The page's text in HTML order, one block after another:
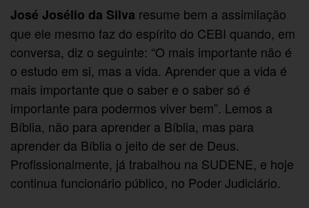
José Josélio da Silva resume bem a assimilação
que ele mesmo faz do espírito do CEBI quando, em
conversa, diz o seguinte: “O mais importante não é
o estudo em si, mas a vida. Aprender que a vida é
mais importante que o saber e o saber só é
importante para podermos viver bem”. Lemos a
Bíblia, não para aprender a Bíblia, mas para
aprender da Bíblia o jeito de ser de Deus.
Profissionalmente, já trabalhou na SUDENE, e hoje
continua funcionário público, no Poder Judiciário.